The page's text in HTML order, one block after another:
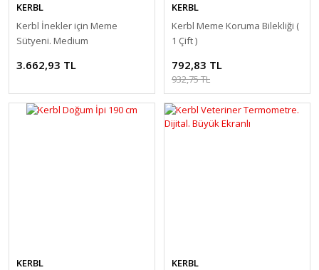
KERBL
Kerbl İnekler için Meme
Sütyeni. Medium
3.662,93 TL
KERBL
Kerbl Meme Koruma Bilekliği (
1 Çift )
792,83 TL
932,75 TL
KERBL
KERBL